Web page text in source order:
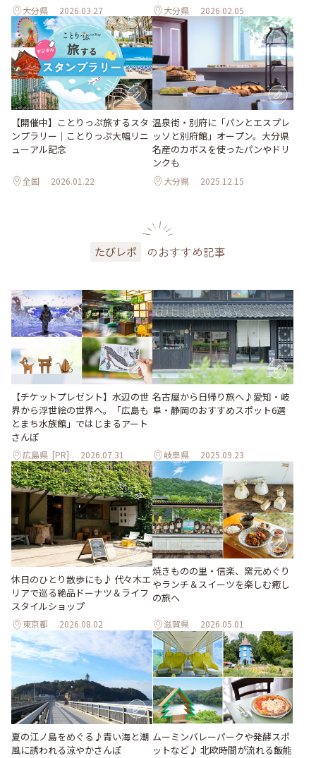
大分県 2026.03.27 大分県 2026.02.05
【開催中】ことりっぷ旅するスタ
ンプラリー｜ことりっぷ大幅リニ
ューアル記念
全国 2026.01.22
温泉街・別府に「パンとエスプレ
ッソと別府館」オープン。大分県
名産のカボスを使ったパンやドリ
ンクも
大分県 2025.12.15
たびレポ のおすすめ記事
【チケットプレゼント】水辺の世
界から浮世絵の世界へ。「広島も
とまち水族館」ではじまるアート
さんぽ
広島県 [PR] 2026.07.31
名古屋から日帰り旅へ♪愛知・岐
阜・静岡のおすすめスポット6選
岐阜県 2025.09.23
休日のひとり散歩にも♪ 代々木エ
リアで巡る絶品ドーナツ＆ライフ
スタイルショップ
東京都 2026.08.02
焼きものの里・信楽、窯元めぐり
やランチ＆スイーツを楽しむ癒し
の旅へ
滋賀県 2026.05.01
夏の江ノ島をめぐる♪青い海と潮
風に誘われる涼やかさんぽ
ムーミンバレーパークや発酵スポ
ットなど♪ 北欧時間が流れる飯能